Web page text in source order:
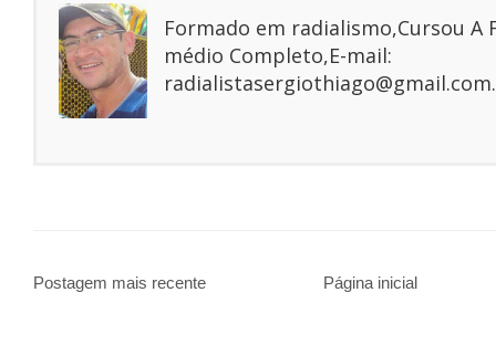
Formado em radialismo,Cursou A
médio Completo,E-mail:
radialistasergiothiago@gmail.com.
Postagem mais recente Página inicial